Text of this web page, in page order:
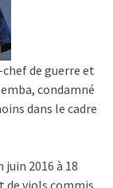
de guerre et
condamné
dans le cadre
2016 à 18